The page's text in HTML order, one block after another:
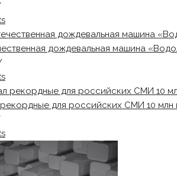
дождевальная машина
для российских СМИ 10